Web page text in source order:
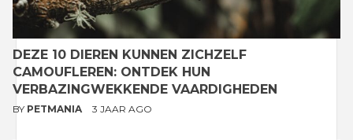
DEZE 10 DIEREN KUNNEN ZICHZELF
CAMOUFLEREN: ONTDEK HUN
VERBAZINGWEKKENDE VAARDIGHEDEN
BY PETMANIA 3 JAAR AGO